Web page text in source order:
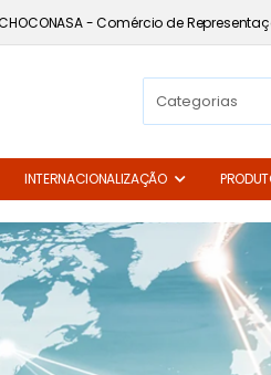
- Comércio de
INTERNACIONALIZAÇÃO